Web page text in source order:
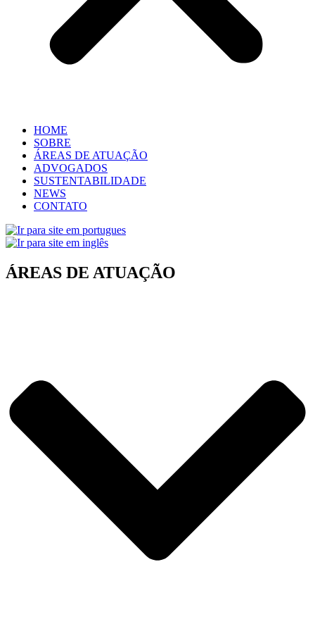
HOME
SOBRE
ÁREAS DE ATUAÇÃO
ADVOGADOS
SUSTENTABILIDADE
NEWS
CONTATO
ÁREAS DE ATUAÇÃO